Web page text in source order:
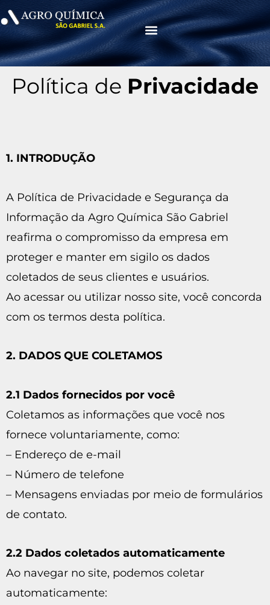
Menu
Política de Privacidade
1. INTRODUÇÃO
A Política de Privacidade e Segurança da
Informação da Agro Química São Gabriel
reafirma o compromisso da empresa em
proteger e manter em sigilo os dados
coletados de seus clientes e usuários.
Ao acessar ou utilizar nosso site, você concorda
com os termos desta política.
2. DADOS QUE COLETAMOS
2.1 Dados fornecidos por você
Coletamos as informações que você nos
fornece voluntariamente, como:
– Endereço de e-mail
– Número de telefone
– Mensagens enviadas por meio de formulários
de contato.
2.2 Dados coletados automaticamente
Ao navegar no site, podemos coletar
automaticamente: